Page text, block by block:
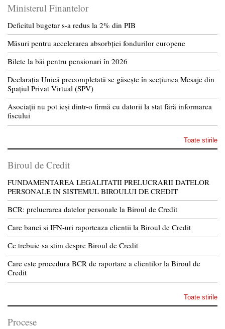
Ministerul Finantelor
Deficitul bugetar s-a redus la 2% din PIB
Măsuri pentru accelerarea absorbției fondurilor europene
Bilete la băi pentru pensionari în 2026
Declarația Unică precompletată se găsește în secțiunea Mesaje din
Spațiul Privat Virtual (SPV)
Asociații nu pot ieși dintr-o firmă cu datorii la stat fără informarea
fiscului
Toate stirile
Biroul de Credit
FUNDAMENTAREA LEGALITATII PRELUCRARII DATELOR
PERSONALE IN SISTEMUL BIROULUI DE CREDIT
BCR: prelucrarea datelor personale la Biroul de Credit
Care banci si IFN-uri raporteaza clientii la Biroul de Credit
Ce trebuie sa stim despre Biroul de Credit
Care este procedura BCR de raportare a clientilor la Biroul de
Credit
Toate stirile
Procese